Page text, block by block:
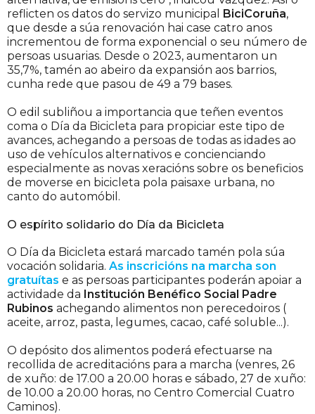
reflicten os datos do servizo municipal BiciCoruña,
que desde a súa renovación hai case catro anos
incrementou de forma exponencial o seu número de
persoas usuarias. Desde o 2023, aumentaron un
35,7%, tamén ao abeiro da expansión aos barrios,
cunha rede que pasou de 49 a 79 bases.
O edil subliñou a importancia que teñen eventos
coma o Día da Bicicleta para propiciar este tipo de
avances, achegando a persoas de todas as idades ao
uso de vehículos alternativos e concienciando
especialmente as novas xeracións sobre os beneficios
de moverse en bicicleta pola paisaxe urbana, no
canto do automóbil.
O espírito solidario do Día da Bicicleta
O Día da Bicicleta estará marcado tamén pola súa
vocación solidaria. As inscricións na marcha son
gratuítas e as persoas participantes poderán apoiar a
actividade da Institución Benéfico Social Padre
Rubinos achegando alimentos non perecedoiros (​​
aceite, arroz, pasta, legumes, cacao, café soluble...).
O depósito dos alimentos poderá efectuarse na
recollida de acreditacións para a marcha (venres, 26
de xuño: de 17.00 a 20.00 horas e sábado, 27 de xuño:
de 10.00 a 20.00 horas, no Centro Comercial Cuatro
Caminos).